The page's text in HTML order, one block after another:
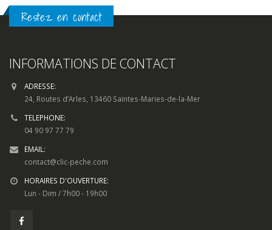
Restez en contact
INFORMATIONS DE CONTACT
ADRESSE:
24, Routes d’Arles, 13460 Saintes-Maries-de-la-Mer
TELEPHONE:
04 90 97 77 79
EMAIL:
contact@clic-peche.com
HORAIRES D'OUVERTURE:
Lun - Dim / 7h00 - 19h00